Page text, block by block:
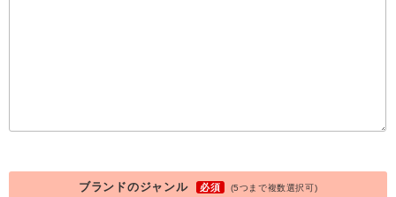
ブランドのジャンル 必須 (5つまで複数選択可)